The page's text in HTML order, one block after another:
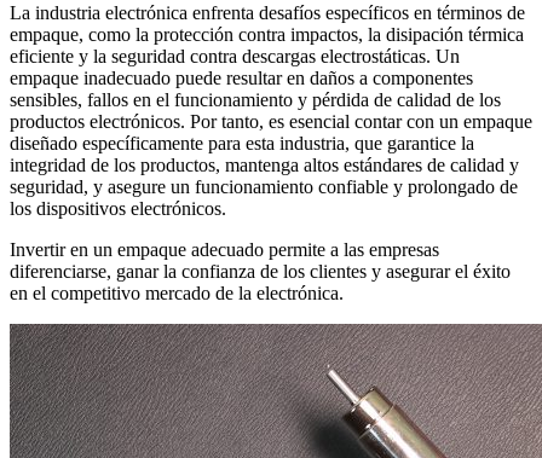
La industria electrónica enfrenta desafíos específicos en términos de
empaque, como la protección contra impactos, la disipación térmica
eficiente y la seguridad contra descargas electrostáticas. Un
empaque inadecuado puede resultar en daños a componentes
sensibles, fallos en el funcionamiento y pérdida de calidad de los
productos electrónicos. Por tanto, es esencial contar con un empaque
diseñado específicamente para esta industria, que garantice la
integridad de los productos, mantenga altos estándares de calidad y
seguridad, y asegure un funcionamiento confiable y prolongado de
los dispositivos electrónicos.
Invertir en un empaque adecuado permite a las empresas
diferenciarse, ganar la confianza de los clientes y asegurar el éxito
en el competitivo mercado de la electrónica.